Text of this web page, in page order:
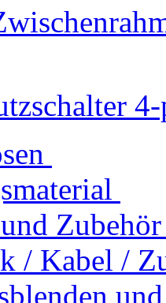
Zubehör
/ Kabel /